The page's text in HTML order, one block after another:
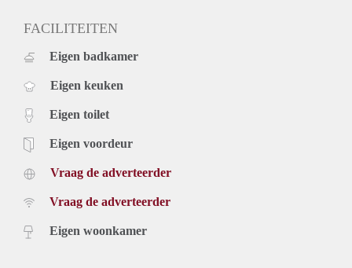
FACILITEITEN
Eigen badkamer
Eigen keuken
Eigen toilet
Eigen voordeur
Vraag de adverteerder
Vraag de adverteerder
Eigen woonkamer